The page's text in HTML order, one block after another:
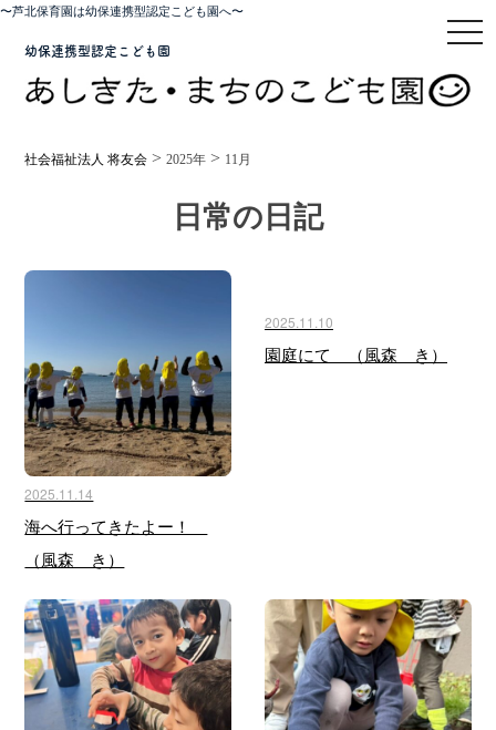
〜芦北保育園は幼保連携型認定こども園へ〜
幼保連携型認定こども園
社会福祉法人 将友会 >2025年 > 11月
日常の日記
2025.11.14
海へ行ってきたよー！
（風森 き）
2025.11.10
園庭にて （風森 き）